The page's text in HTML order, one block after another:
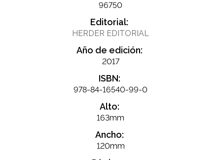
96750
Editorial:
HERDER EDITORIAL
Año de edición:
2017
ISBN:
978-84-16540-99-0
Alto:
163mm
Ancho:
120mm